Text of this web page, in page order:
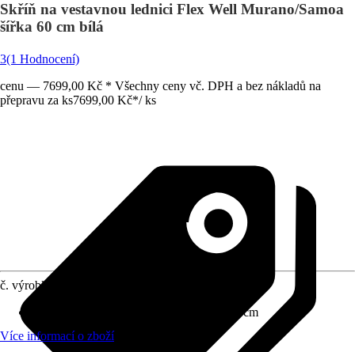
Skříň na vestavnou lednici Flex Well Murano/Samoa
šířka 60 cm bílá
3(1 Hodnocení)
cenu — 7699,00 Kč * Všechny ceny vč. DPH a bez nákladů na
přepravu za ks7699,00 Kč*/ ks
č. výrobku
60 cm x 200 cm x 57 cm
Více informací o zboží